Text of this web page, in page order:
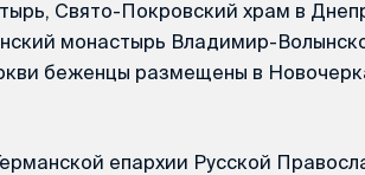
Свято-Покровский храм в
монастырь Владимир-
беженцы размещены в
епархии Русской